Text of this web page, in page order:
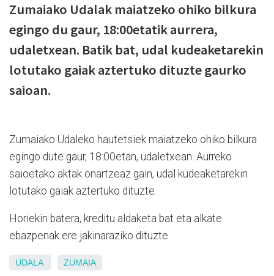
Zumaiako Udalak maiatzeko ohiko bilkura
egingo du gaur, 18:00etatik aurrera,
udaletxean. Batik bat, udal kudeaketarekin
lotutako gaiak aztertuko dituzte gaurko
saioan.
Zumaiako Udaleko hautetsiek maiatzeko ohiko bilkura
egingo dute gaur, 18:00etan, udaletxean. Aurreko
saioetako aktak onartzeaz gain, udal kudeaketarekin
lotutako gaiak aztertuko dituzte.
Horiekin batera, kreditu aldaketa bat eta alkate
ebazpenak ere jakinaraziko dituzte.
UDALA ZUMAIA